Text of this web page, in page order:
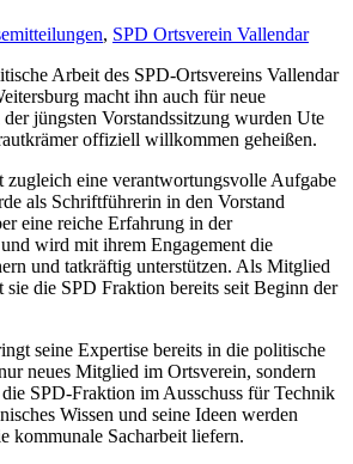
, SPD Ortsverein Vallendar
Arbeit des SPD-Ortsvereins Vallendar
macht ihn auch für neue
jüngsten Vorstandssitzung wurden Ute
offiziell willkommen geheißen.
zugleich eine verantwortungsvolle Aufgabe
als Schriftführerin in den Vorstand
eine reiche Erfahrung in der
wird mit ihrem Engagement die
und tatkräftig unterstützen. Als Mitglied
sie die SPD Fraktion bereits seit Beginn der
seine Expertise bereits in die politische
neues Mitglied im Ortsverein, sondern
SPD-Fraktion im Ausschuss für Technik
Wissen und seine Ideen werden
kommunale Sacharbeit liefern.